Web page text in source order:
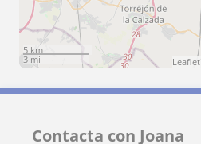
5 km
3 mi
Leaflet
Contacta con Joana